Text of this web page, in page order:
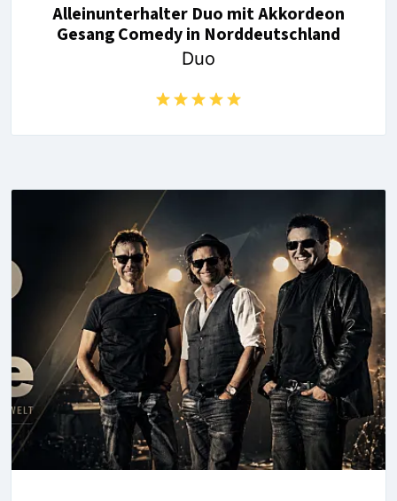
Alleinunterhalter Duo mit Akkordeon
Gesang Comedy in Norddeutschland
Duo